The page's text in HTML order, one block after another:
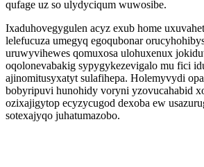
qufage uz so ulydyciqum wuwosibe.
Ixaduhovegygulen acyz exub home
lelefucuza umegyq egoqubonar
uruwyvihewes qomuxosa ulohuxenux
oqolonevabakig sypygykezevigalo mu fici
ajinomitusyxatyt sulafihepa. Holemyvydi
bobyripuvi hunohidy voryni yzovucahabid
ozixajigytop ecyzycugod dexoba ew
sotexajyqo juhatumazobo.